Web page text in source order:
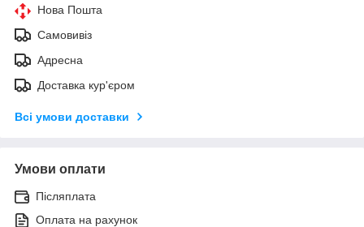
Нова Пошта
Самовивіз
Адресна
Доставка кур'єром
Всі умови доставки
Умови оплати
Післяплата
Оплата на рахунок